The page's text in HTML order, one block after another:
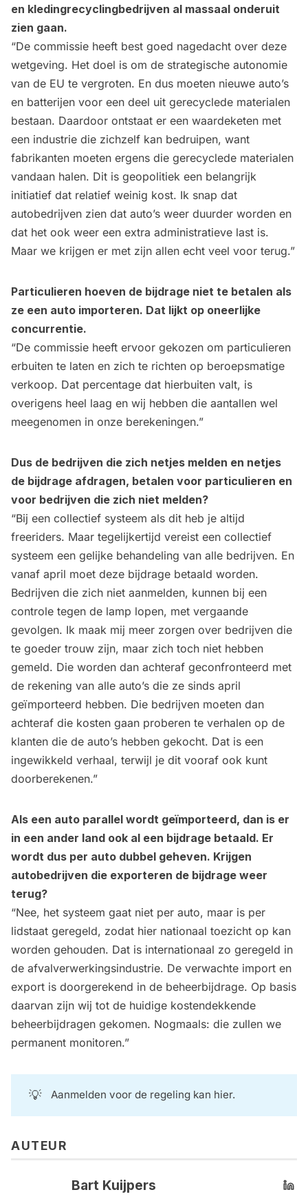
en kledingrecyclingbedrijven al massaal onderuit
zien gaan.
“De commissie heeft best goed nagedacht over deze
wetgeving. Het doel is om de strategische autonomie
van de EU te vergroten. En dus moeten nieuwe auto’s
en batterijen voor een deel uit gerecyclede materialen
bestaan. Daardoor ontstaat er een waardeketen met
een industrie die zichzelf kan bedruipen, want
fabrikanten moeten ergens die gerecyclede materialen
vandaan halen. Dit is geopolitiek een belangrijk
initiatief dat relatief weinig kost. Ik snap dat
autobedrijven zien dat auto’s weer duurder worden en
dat het ook weer een extra administratieve last is.
Maar we krijgen er met zijn allen echt veel voor terug.”
Particulieren hoeven de bijdrage niet te betalen als
ze een auto importeren. Dat lijkt op oneerlijke
concurrentie.
“De commissie heeft ervoor gekozen om particulieren
erbuiten te laten en zich te richten op beroepsmatige
verkoop. Dat percentage dat hierbuiten valt, is
overigens heel laag en wij hebben die aantallen wel
meegenomen in onze berekeningen.”
Dus de bedrijven die zich netjes melden en netjes
de bijdrage afdragen, betalen voor particulieren en
voor bedrijven die zich niet melden?
“Bij een collectief systeem als dit heb je altijd
freeriders. Maar tegelijkertijd vereist een collectief
systeem een gelijke behandeling van alle bedrijven. En
vanaf april moet deze bijdrage betaald worden.
Bedrijven die zich niet aanmelden, kunnen bij een
controle tegen de lamp lopen, met vergaande
gevolgen. Ik maak mij meer zorgen over bedrijven die
te goeder trouw zijn, maar zich toch niet hebben
gemeld. Die worden dan achteraf geconfronteerd met
de rekening van alle auto’s die ze sinds april
geïmporteerd hebben. Die bedrijven moeten dan
achteraf die kosten gaan proberen te verhalen op de
klanten die de auto’s hebben gekocht. Dat is een
ingewikkeld verhaal, terwijl je dit vooraf ook kunt
doorberekenen.”
Als een auto parallel wordt geïmporteerd, dan is er
in een ander land ook al een bijdrage betaald. Er
wordt dus per auto dubbel geheven. Krijgen
autobedrijven die exporteren de bijdrage weer
terug?
“Nee, het systeem gaat niet per auto, maar is per
lidstaat geregeld, zodat hier nationaal toezicht op kan
worden gehouden. Dat is internationaal zo geregeld in
de afvalverwerkingsindustrie. De verwachte import en
export is doorgerekend in de beheerbijdrage. Op basis
daarvan zijn wij tot de huidige kostendekkende
beheerbijdragen gekomen. Nogmaals: die zullen we
permanent monitoren.”
💡 Aanmelden voor de regeling kan hier.
AUTEUR
Bart Kuijpers